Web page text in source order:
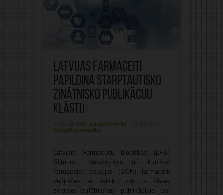
Latvijas farmaceiti
papildina starptautisko
zinātnisko publikāciju
klāstu
MIC Administrācija
Rakstīt komentāru
Latvijas Farmaceitu biedrības (LFB)
Slimnīcu, onkoloģisko un klīnisko
farmaceitu sekcijas (SOK) farmaceiti
dalījušies ar lielisku ziņu – divas
svaigas zinātniskas publikācijas par